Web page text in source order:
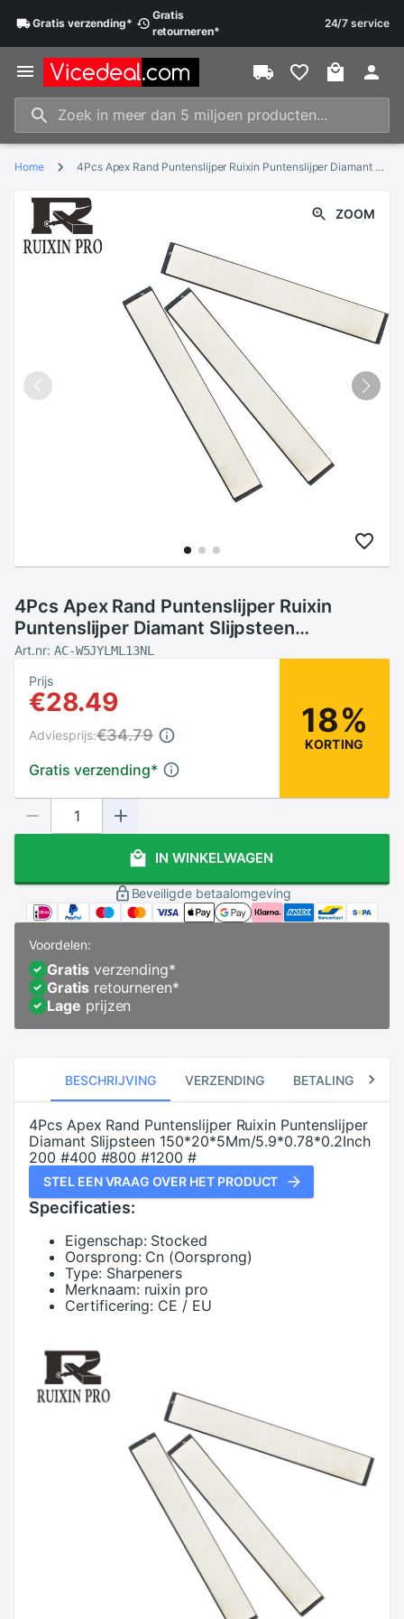
Gratisverzending*
Gratis
retourneren*
24/7 service
Home 4Pcs Apex Rand Puntenslijper Ruixin Puntenslijper Diamant Slijpsteen 150*20*5Mm/5.9*0.78*0.2Inch 200 #400 #800 #1200 #
ZOOM
4Pcs Apex Rand Puntenslijper Ruixin
Puntenslijper Diamant Slijpsteen
150*20*5Mm/5.9*0.78*0.2Inch 200 #400
#800 #1200 #
Art.nr: AC-W5JYLML13NL
Prijs
€28.49
Gratis verzending*
Adviesprijs:€34.79 18%
KORTING
IN WINKELWAGEN
Beveiligde betaalomgeving
Voordelen:
Gratisverzending*
Gratisretourneren*
Lage prijzen
BESCHRIJVING VERZENDING BETALING
4Pcs Apex Rand Puntenslijper Ruixin Puntenslijper
Diamant Slijpsteen 150*20*5Mm/5.9*0.78*0.2Inch
200 #400 #800 #1200 #
STEL EEN VRAAG OVER HET PRODUCT
Specificaties:
Eigenschap: Stocked
Oorsprong: Cn (Oorsprong)
Type: Sharpeners
Merknaam: ruixin pro
Certificering: CE / EU